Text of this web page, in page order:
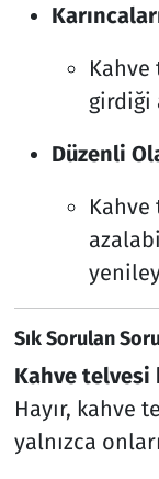
Kahve
girdiği
Düzenli
Sık Sorulan
Kahve telvesi
Hayır, kahve
yalnızca